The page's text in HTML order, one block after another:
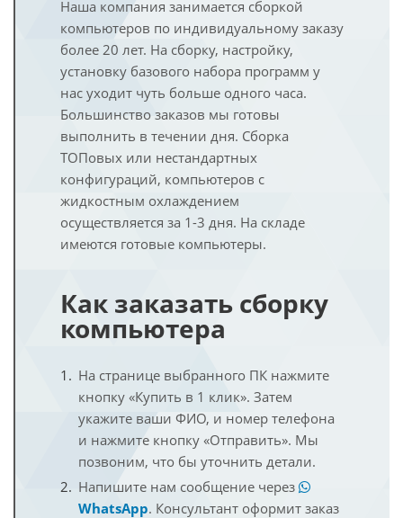
Наша компания занимается сборкой
компьютеров по индивидуальному заказу
более 20 лет. На сборку, настройку,
установку базового набора программ у
нас уходит чуть больше одного часа.
Большинство заказов мы готовы
выполнить в течении дня. Сборка
ТОПовых или нестандартных
конфигураций, компьютеров с
жидкостным охлаждением
осуществляется за 1-3 дня. На складе
имеются готовые компьютеры.
Как заказать сборку
компьютера
На странице выбранного ПК нажмите
кнопку «Купить в 1 клик». Затем
укажите ваши ФИО, и номер телефона
и нажмите кнопку «Отправить». Мы
позвоним, что бы уточнить детали.
Напишите нам сообщение через
WhatsApp. Консультант оформит заказ